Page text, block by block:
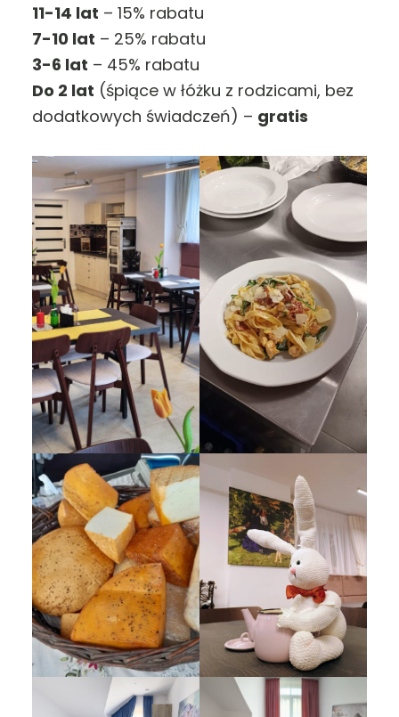
11-14 lat – 15% rabatu
7-10 lat – 25% rabatu
3-6 lat – 45% rabatu
Do 2 lat (śpiące w łóżku z rodzicami, bez
dodatkowych świadczeń) – gratis